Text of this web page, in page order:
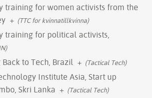
training for women activists from the
+ (TTC for kvinnatillkvinna)
training for political activists,
to Tech, Brazil + (Tactical Tech)
Institute Asia, Start up
Skri Lanka + (Tactical Tech)